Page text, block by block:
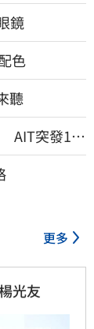
鏡
色
聽
AIT突發1文
更多
光友